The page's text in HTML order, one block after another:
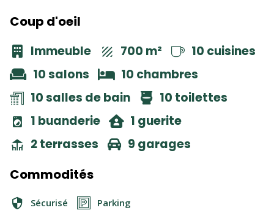
Coup d'oeil
Immeuble 700 m²
10 cuisines
10 salons
10 chambres
10 salles de bain
10 toilettes
1 buanderie
1 guerite
2 terrasses
9 garages
Commodités
Sécurisé Parking